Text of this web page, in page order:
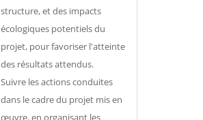
structure, et des impacts
écologiques potentiels du
projet, pour favoriser l'atteinte
des résultats attendus.
Suivre les actions conduites
dans le cadre du projet mis en
œuvre, en organisant les